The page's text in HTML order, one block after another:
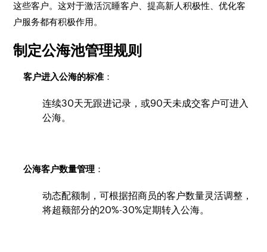
这些客户。这对于激活沉睡客户、提高新人积极性、优化客
户服务都有积极作用。
制定公海池管理规则
客户进入公海的标准 ：
连续30天无跟进记录，或90天未成交客户可进入
公海。
公海客户数量管理 ：
动态配额制，可根据招商员的客户数量灵活调整，
将超额部分的20%-30%定期转入公海。